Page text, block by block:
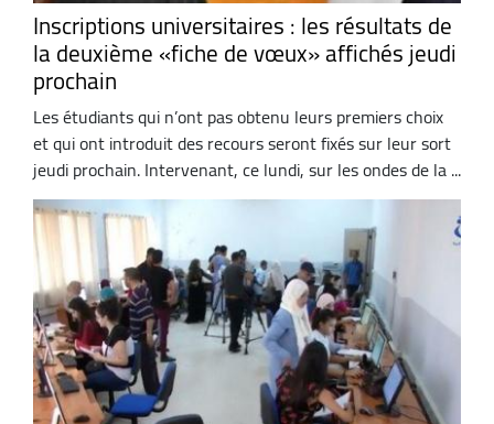
Inscriptions universitaires : les résultats de
la deuxième «fiche de vœux» affichés jeudi
prochain
Les étudiants qui n’ont pas obtenu leurs premiers choix
et qui ont introduit des recours seront fixés sur leur sort
jeudi prochain. Intervenant, ce lundi, sur les ondes de la ...